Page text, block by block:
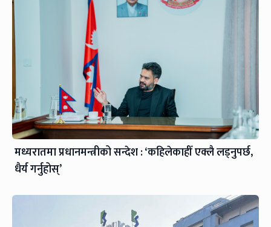
मध्यरातमा प्रधानमन्त्रीको सन्देश : ‘कहिलेकाहीँ एक्लै लड्नुपर्छ,
धैर्य गर्नुहोस्’